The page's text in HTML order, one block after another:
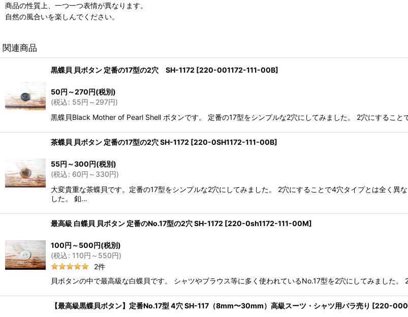
商品の性質上、一つ一つ表情が異なります。
自然の風合いを楽しんでください。
関連商品
黒蝶貝 貝ボタン 定番の17型の2穴 SH-1172 [220-001172-111-00B]
50円 ～270円(税別)
(税込: 55円 ～297円)
黒蝶貝Black Mother of Pearl Shell ボタンです。 定番の17型をシンプルな2穴にしてみました。 2穴にするこ
茶蝶貝 貝ボタン 定番の17型の2穴 SH-1172 [220-0SH1172-111-00B]
55円 ～300円(税別)
(税込: 60円 ～330円)
大変貴重な茶蝶貝です。定番の17型をシンプルな2穴にしてみました。 2穴にすることで4穴タイプとは全く異
した。 釦…
最高級 白蝶貝 貝ボタン 定番のNo.17型の2穴 SH-1172 [220-0sh1172-111-00M]
100円 ～500円(税別)
(税込: 110円 ～550円)
2件
貝ボタンの中で最高級な白蝶貝です。 シャツやブラウス等に多く使われているNo.17型を2穴にしてみました
【最高級黒蝶貝ボタン】定番No.17型 4穴 SH-117（8mm〜30mm）高級スーツ・シャツ用バラ売り [220-